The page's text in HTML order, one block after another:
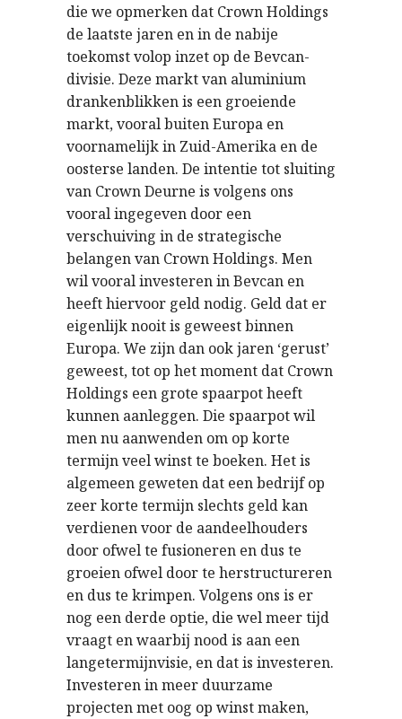
die we opmerken dat Crown Holdings
de laatste jaren en in de nabije
toekomst volop inzet op de Bevcan-
divisie. Deze markt van aluminium
drankenblikken is een groeiende
markt, vooral buiten Europa en
voornamelijk in Zuid-Amerika en de
oosterse landen. De intentie tot sluiting
van Crown Deurne is volgens ons
vooral ingegeven door een
verschuiving in de strategische
belangen van Crown Holdings. Men
wil vooral investeren in Bevcan en
heeft hiervoor geld nodig. Geld dat er
eigenlijk nooit is geweest binnen
Europa. We zijn dan ook jaren ‘gerust’
geweest, tot op het moment dat Crown
Holdings een grote spaarpot heeft
kunnen aanleggen. Die spaarpot wil
men nu aanwenden om op korte
termijn veel winst te boeken. Het is
algemeen geweten dat een bedrijf op
zeer korte termijn slechts geld kan
verdienen voor de aandeelhouders
door ofwel te fusioneren en dus te
groeien ofwel door te herstructureren
en dus te krimpen. Volgens ons is er
nog een derde optie, die wel meer tijd
vraagt en waarbij nood is aan een
langetermijnvisie, en dat is investeren.
Investeren in meer duurzame
projecten met oog op winst maken,